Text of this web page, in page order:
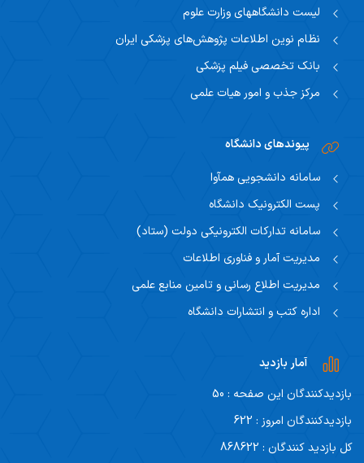
لیست دانشگاههای وزارت علوم
نظام نوین اطلاعات پژوهش‌های پزشکی ایران
بانک تخصصی فیلم پزشکی
مرکز جذب و امور هیات علمی
پیوندهای دانشگاه
سامانه دانشجویی همآوا
پست الکترونیک دانشگاه
سامانه تدارکات الکترونیکی دولت (ستاد)
مدیریت آمار و فناوری اطلاعات
مدیریت اطلاع رسانی و تامین منابع علمی
اداره کتب و انتشارات دانشگاه
آمار بازدید
بازدیدکنندگان این صفحه : 50
بازدیدکنندگان امروز : 622
کل بازدید کنندگان : 868622